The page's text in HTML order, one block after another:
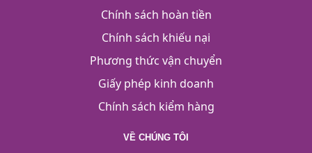
Chính sách hoàn tiền
Chính sách khiếu nại
Phương thức vận chuyển
Giấy phép kinh doanh
Chính sách kiểm hàng
VỀ CHÚNG TÔI